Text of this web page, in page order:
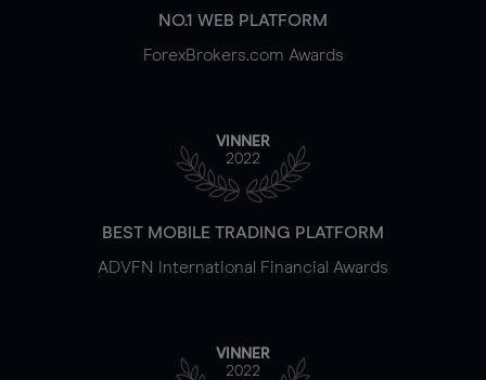
NO.1 WEB PLATFORM
ForexBrokers.com Awards
VINNER
2022
BEST MOBILE TRADING PLATFORM
ADVFN International Financial Awards
VINNER
2022